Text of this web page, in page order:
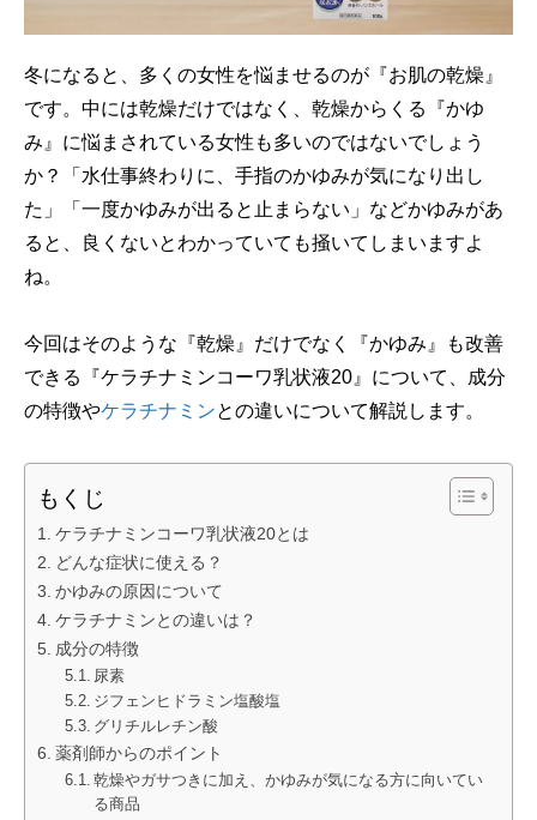
冬になると、多くの女性を悩ませるのが『お肌の乾燥』
です。中には乾燥だけではなく、乾燥からくる『かゆ
み』に悩まされている女性も多いのではないでしょう
か？「水仕事終わりに、手指のかゆみが気になり出し
た」「一度かゆみが出ると止まらない」などかゆみがあ
ると、良くないとわかっていても掻いてしまいますよ
ね。
今回はそのような『乾燥』だけでなく『かゆみ』も改善
できる『ケラチナミンコーワ乳状液20』について、成分
の特徴やケラチナミンとの違いについて解説します。
もくじ
ケラチナミンコーワ乳状液20とは
どんな症状に使える？
かゆみの原因について
ケラチナミンとの違いは？
成分の特徴
尿素
ジフェンヒドラミン塩酸塩
グリチルレチン酸
薬剤師からのポイント
乾燥やガサつきに加え、かゆみが気になる方に向いてい
る商品